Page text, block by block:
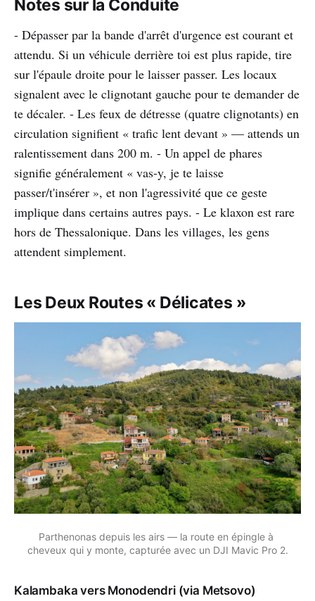
Notes sur la Conduite
- Dépasser par la bande d'arrêt d'urgence est courant et
attendu. Si un véhicule derrière toi est plus rapide, tire
sur l'épaule droite pour le laisser passer. Les locaux
signalent avec le clignotant gauche pour te demander de
te décaler. - Les feux de détresse (quatre clignotants) en
circulation signifient « trafic lent devant » — attends un
ralentissement dans 200 m. - Un appel de phares
signifie généralement « vas-y, je te laisse
passer/t'insérer », et non l'agressivité que ce geste
implique dans certains autres pays. - Le klaxon est rare
hors de Thessalonique. Dans les villages, les gens
attendent simplement.
Les Deux Routes « Délicates »
Parthenonas depuis les airs — la route en épingle à
cheveux qui y monte, capturée avec un DJI Mavic Pro 2.
Kalambaka vers Monodendri (via Metsovo)